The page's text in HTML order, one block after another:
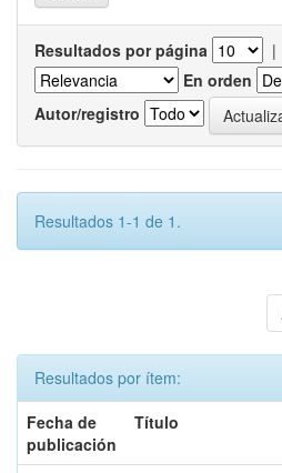
Resultados por página |
En orden
Autor/registro
Resultados 1-1 de 1.
Resultados por ítem:
Fecha de
publicación
Título